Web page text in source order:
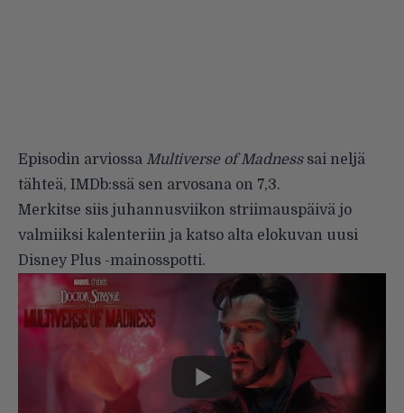
Episodin arviossa Multiverse of Madnesssai neljä
tähteä, IMDb:ssä sen arvosana on 7,3.
Merkitse siis juhannusviikon striimauspäivä jo
valmiiksi kalenteriin ja katso alta elokuvan uusi
Disney Plus -mainosspotti.